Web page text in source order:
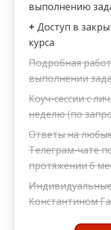
выполнению
+ Доступ в
курса
Подробная
выполнении
Коуч-сессии с
неделю (по
Ответы на
Телеграм-чате
протяжении 6
Константином